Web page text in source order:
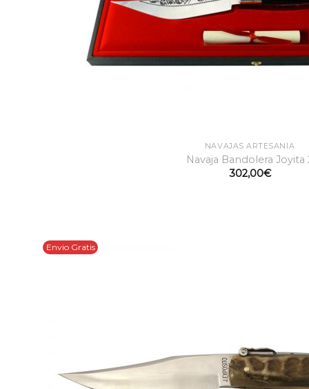
NAVAJAS ARTESANÍA
Navaja Bandolera Joyita
302,00€
Envio Gratis